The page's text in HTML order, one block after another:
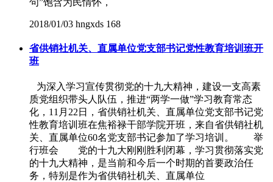
2018/01/03 hngxds 168
省供销社机关、直属单位党支部书记党性教育培训班开
班
为深入学习宣传贯彻党的十九大精神，建设一支高素
质党组织带头人队伍，推进“两学一做”学习教育常态
化，11月22日，省供销社机关、直属单位党支部书记党
性教育培训班在焦裕禄干部学院开班，来自省供销社机
关、直属单位60名党支部书记参加了学习培训。 举
行班会 党的十九大刚刚胜利闭幕，学习贯彻落实党
的十九大精神，是当前和今后一个时期的首要政治任
务，特别是作为省供销社机关、直属单位